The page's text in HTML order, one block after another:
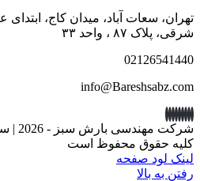
سعات آباد، میدان کاج، ابتدای
، واحد ۳۳
مهندسی بارش سبز -
2026 |
محفوظ است
صفحه
بالا